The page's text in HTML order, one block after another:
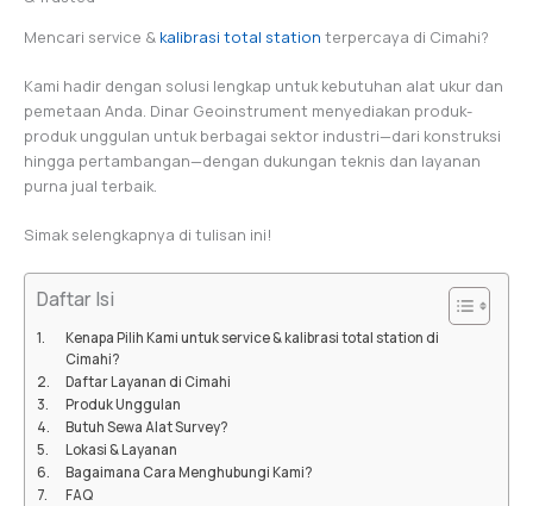
Mencari service & kalibrasi total station terpercaya di Cimahi?
Kami hadir dengan solusi lengkap untuk kebutuhan alat ukur dan
pemetaan Anda. Dinar Geoinstrument menyediakan produk-
produk unggulan untuk berbagai sektor industri—dari konstruksi
hingga pertambangan—dengan dukungan teknis dan layanan
purna jual terbaik.
Simak selengkapnya di tulisan ini!
Daftar Isi
Kenapa Pilih Kami untuk service & kalibrasi total station di
Cimahi?
Daftar Layanan di Cimahi
Produk Unggulan
Butuh Sewa Alat Survey?
Lokasi & Layanan
Bagaimana Cara Menghubungi Kami?
FAQ